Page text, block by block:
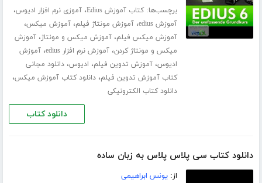
برچسب‌ها:کتاب آموزش Edius ،آموزی نرم افزار ادیوس،
آموزش edius ،آموزش مونتاژ فیلم،آموزش میکس،
آموزش میکس فیلم،آموزش میکس و مونتاژ،آموزش
میکس و مونتاژ کردن،آموزش نرم افزار edius ،آموزش
ادیوس،آموزش تدوین فیلم، ادیوس،دانلود مجانی
کتاب آموزش تدوین فیلم،دانلود کتاب آموزش میکس،
دانلود کتاب الکترونیکی
دانلود کتاب
دانلود کتاب سی پلاس پلاس به زبان ساده
از:یونس ابراهیمی